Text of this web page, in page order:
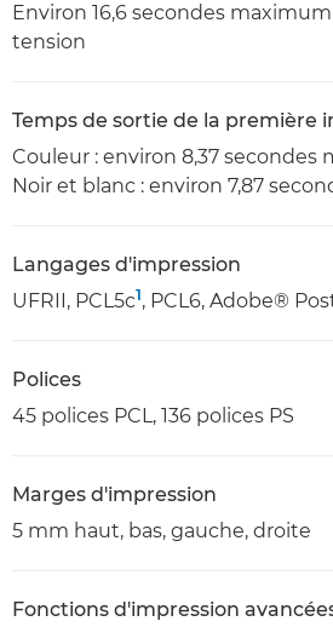
Environ 16,6 secondes
tension
Temps de sortie de la première
Couleur : environ 8,37 secondes
Noir et blanc : environ 7,87
Langages d'impression
UFRII, PCL5c1, PCL6, Adobe®
Polices
45 polices PCL, 136 polices PS
Marges d'impression
5 mm haut, bas, gauche, droite
Fonctions d'impression